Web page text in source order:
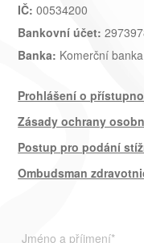
IČ: 00534200
Bankovní účet:
Banka: Komerční banka
Prohlášení o
Zásady ochrany
Postup pro podání
Ombudsman
Jméno a příjmení*